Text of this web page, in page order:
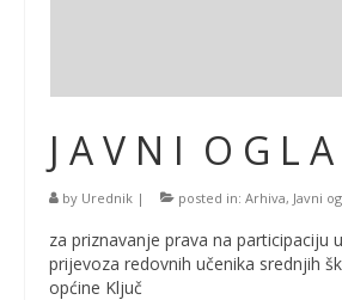
J A V N I O G L A
by Urednik | posted in: Arhiva, Javni
za priznavanje prava na participaciju
prijevoza redovnih učenika srednjih
općine Ključ